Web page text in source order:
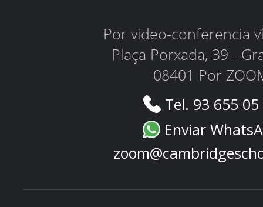
Por video-conferencia
Plaça Porxada, 39 -
08401 Por
Tel. 93 655
Enviar